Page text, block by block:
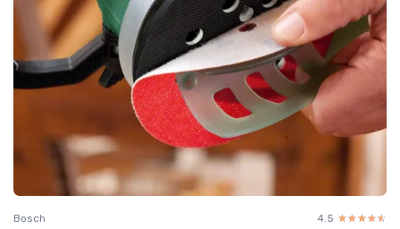
Bosch 4.5 ☆☆☆☆☆
★★★★★